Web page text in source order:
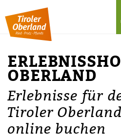
Erlebnisshop Tiroler Oberland
OBERLAND
Erlebnisse für
Tiroler
online buchen